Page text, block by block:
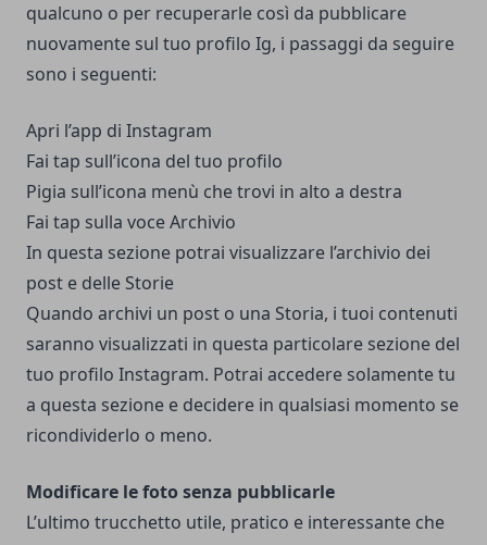
qualcuno o per recuperarle così da pubblicare
nuovamente sul tuo profilo Ig, i passaggi da seguire
sono i seguenti:
Apri l’app di Instagram
Fai tap sull’icona del tuo profilo
Pigia sull’icona menù che trovi in alto a destra
Fai tap sulla voce Archivio
In questa sezione potrai visualizzare l’archivio dei
post e delle Storie
Quando archivi un post o una Storia, i tuoi contenuti
saranno visualizzati in questa particolare sezione del
tuo profilo Instagram. Potrai accedere solamente tu
a questa sezione e decidere in qualsiasi momento se
ricondividerlo o meno.
Modificare le foto senza pubblicarle
L’ultimo trucchetto utile, pratico e interessante che